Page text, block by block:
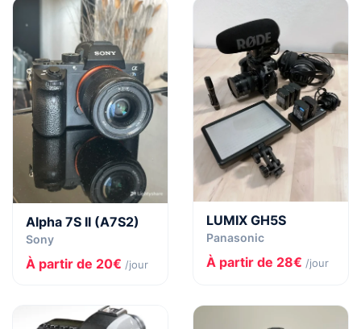
Alpha 7S II (A7S2)
Sony
À partir de 20€ /jour
LUMIX GH5S
Panasonic
À partir de 28€ /jour